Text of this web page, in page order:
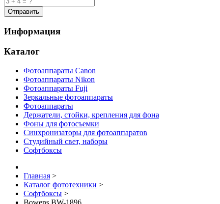
Информация
Каталог
Фотоаппараты Canon
Фотоаппараты Nikon
Фотоаппараты Fuji
Зеркальные фотоаппараты
Фотоаппараты
Держатели, стойки, крепления для фона
Фоны для фотосъемки
Синхронизаторы для фотоаппаратов
Студийный свет, наборы
Софтбоксы
Главная >
Каталог фототехники >
Софтбоксы >
Bowens BW-1896